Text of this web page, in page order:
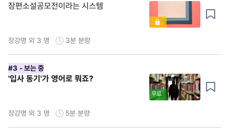
장편소설공모전이라는 시스템
장강명 외 3 명 3분 분량
#3 - 보는 중
'입사 동기'가 영어로 뭐죠?
무료
장강명 외 3 명 5분 분량